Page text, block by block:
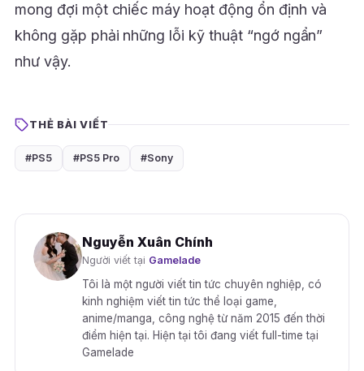
mong đợi một chiếc máy hoạt động ổn định và
không gặp phải những lỗi kỹ thuật “ngớ ngẩn”
như vậy.
THẺ BÀI VIẾT
#PS5 #PS5 Pro #Sony
Nguyễn Xuân Chính
Người viết tại Gamelade
Tôi là một người viết tin tức chuyên nghiệp, có
kinh nghiệm viết tin tức thể loại game,
anime/manga, công nghệ từ năm 2015 đến thời
điểm hiện tại. Hiện tại tôi đang viết full-time tại
Gamelade